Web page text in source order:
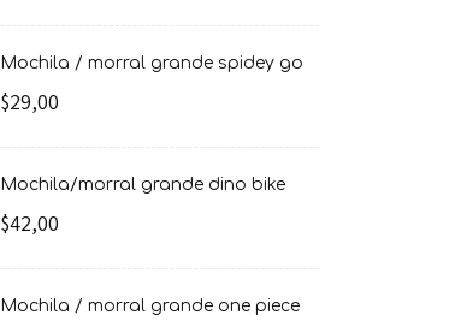
mochila / morral grande spidey go
$29,00
mochila/morral grande dino bike
$42,00
mochila / morral grande one piece